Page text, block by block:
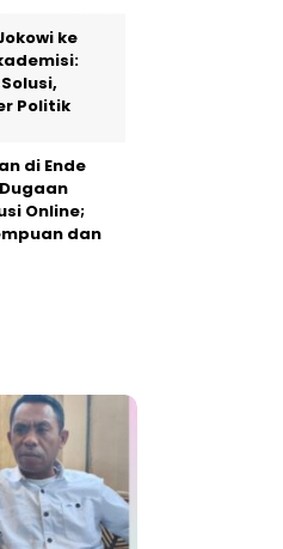
ke
Politik
di Ende
Online;
dan